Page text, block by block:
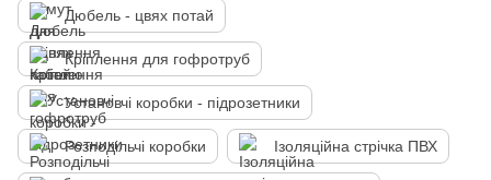
Дюбель - цвях потай
Кріплення для гофротруб
Установчі коробки - підрозетники
Розподільчі коробки Ізоляційна стрічка ПВХ